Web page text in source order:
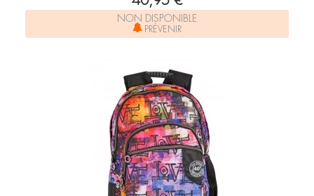
NON DISPONIBLE
PRÉVENIR